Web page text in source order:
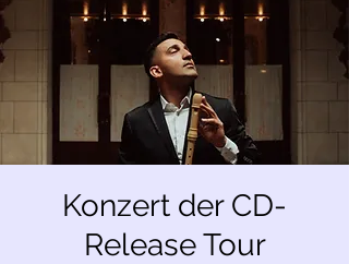
Konzert der CD-
Release Tour